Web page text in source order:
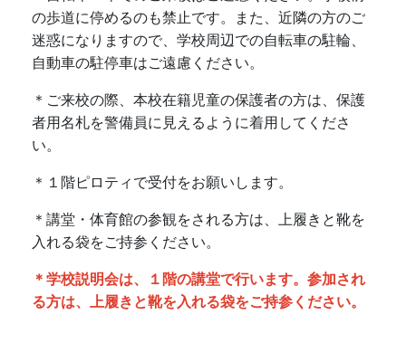
の歩道に停めるのも禁止です。また、近隣の方のご
迷惑になりますので、学校周辺での自転車の駐輪、
自動車の駐停車はご遠慮ください。
＊ご来校の際、本校在籍児童の保護者の方は、保護
者用名札を警備員に見えるように着用してくださ
い。
＊１階ピロティで受付をお願いします。
＊講堂・体育館の参観をされる方は、上履きと靴を
入れる袋をご持参ください。
＊学校説明会は、１階の講堂で行います。参加され
る方は、上履きと靴を入れる袋をご持参ください。